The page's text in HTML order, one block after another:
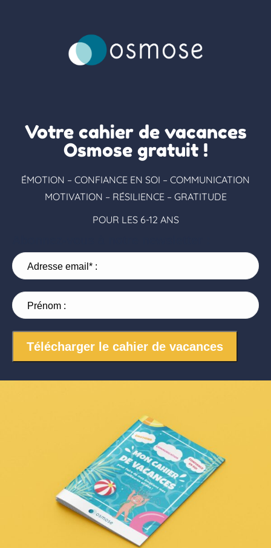
Votre cahier de vacances
Osmose gratuit !
ÉMOTION – CONFIANCE EN SOI – COMMUNICATION
MOTIVATION – RÉSILIENCE – GRATITUDE
POUR LES 6-12 ANS
Adresse email* :
Prénom :